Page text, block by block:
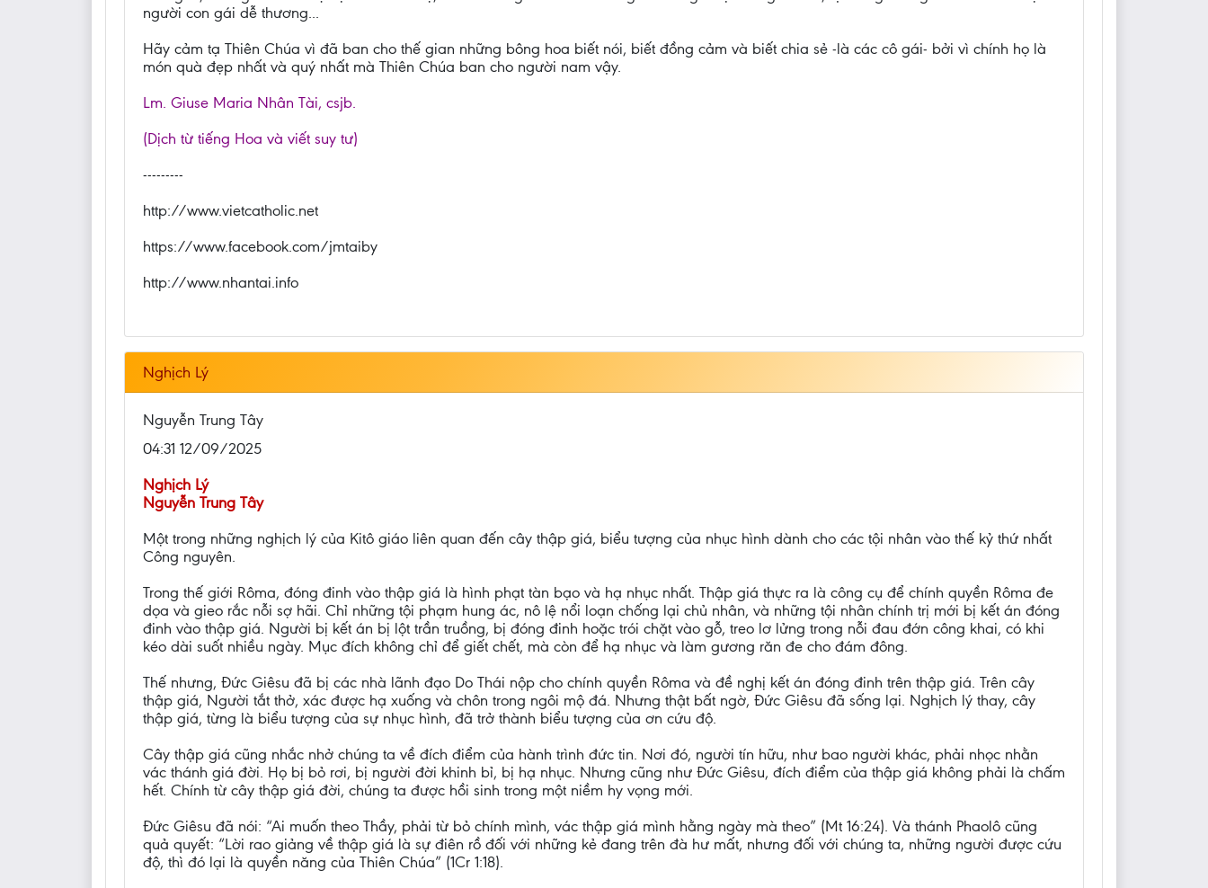
người con gái dễ thương...
Hãy cảm tạ Thiên Chúa vì đã ban cho thế gian những bông hoa biết nói, biết đồng cảm và biết chia sẻ -là các cô gái- bởi vì chính họ là
món quà đẹp nhất và quý nhất mà Thiên Chúa ban cho người nam vậy.
Lm. Giuse Maria Nhân Tài, csjb.
(Dịch từ tiếng Hoa và viết suy tư)
---------
http://www.vietcatholic.net
https://www.facebook.com/jmtaiby
http://www.nhantai.info
Nghịch Lý
Nguyễn Trung Tây
04:31 12/09/2025
Nghịch Lý
Nguyễn Trung Tây
Một trong những nghịch lý của Kitô giáo liên quan đến cây thập giá, biểu tượng của nhục hình dành cho các tội nhân vào thế kỷ thứ nhất
Công nguyên.
Trong thế giới Rôma, đóng đinh vào thập giá là hình phạt tàn bạo và hạ nhục nhất. Thập giá thực ra là công cụ để chính quyền Rôma đe
dọa và gieo rắc nỗi sợ hãi. Chỉ những tội phạm hung ác, nô lệ nổi loạn chống lại chủ nhân, và những tội nhân chính trị mới bị kết án đóng
đinh vào thập giá. Người bị kết án bị lột trần truồng, bị đóng đinh hoặc trói chặt vào gỗ, treo lơ lửng trong nỗi đau đớn công khai, có khi
kéo dài suốt nhiều ngày. Mục đích không chỉ để giết chết, mà còn để hạ nhục và làm gương răn đe cho đám đông.
Thế nhưng, Đức Giêsu đã bị các nhà lãnh đạo Do Thái nộp cho chính quyền Rôma và đề nghị kết án đóng đinh trên thập giá. Trên cây
thập giá, Người tắt thở, xác được hạ xuống và chôn trong ngôi mộ đá. Nhưng thật bất ngờ, Đức Giêsu đã sống lại. Nghịch lý thay, cây
thập giá, từng là biểu tượng của sự nhục hình, đã trở thành biểu tượng của ơn cứu độ.
Cây thập giá cũng nhắc nhở chúng ta về đích điểm của hành trình đức tin. Nơi đó, người tín hữu, như bao người khác, phải nhọc nhằn
vác thánh giá đời. Họ bị bỏ rơi, bị người đời khinh bỉ, bị hạ nhục. Nhưng cũng như Đức Giêsu, đích điểm của thập giá không phải là chấm
hết. Chính từ cây thập giá đời, chúng ta được hồi sinh trong một niềm hy vọng mới.
Đức Giêsu đã nói: “Ai muốn theo Thầy, phải từ bỏ chính mình, vác thập giá mình hằng ngày mà theo” (Mt 16:24). Và thánh Phaolô cũng
quả quyết: “Lời rao giảng về thập giá là sự điên rồ đối với những kẻ đang trên đà hư mất, nhưng đối với chúng ta, những người được cứu
độ, thì đó lại là quyền năng của Thiên Chúa” (1Cr 1:18).